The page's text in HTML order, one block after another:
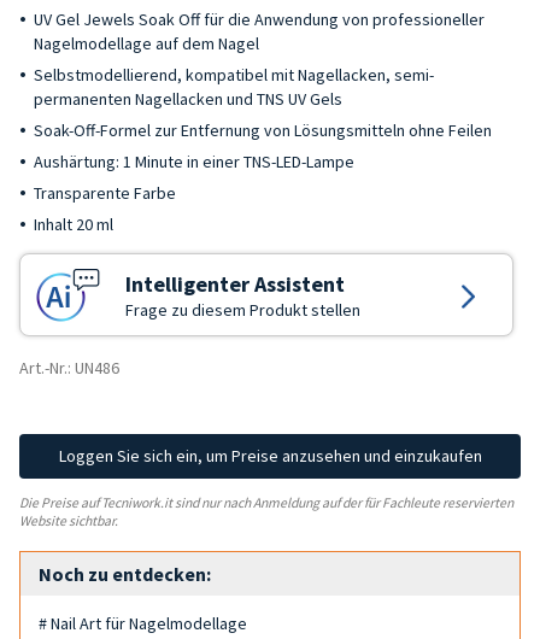
UV Gel Jewels Soak Off für die Anwendung von professioneller
Nagelmodellage auf dem Nagel
Selbstmodellierend, kompatibel mit Nagellacken, semi-
permanenten Nagellacken und TNS UV Gels
Soak-Off-Formel zur Entfernung von Lösungsmitteln ohne Feilen
Aushärtung: 1 Minute in einer TNS-LED-Lampe
Transparente Farbe
Inhalt 20 ml
Intelligenter Assistent
Frage zu diesem Produkt stellen
Art.-Nr.: UN486
Loggen Sie sich ein, um Preise anzusehen und einzukaufen
Die Preise auf Tecniwork.it sind nur nach Anmeldung auf der für Fachleute reservierten
Website sichtbar.
Noch zu entdecken:
# Nail Art für Nagelmodellage